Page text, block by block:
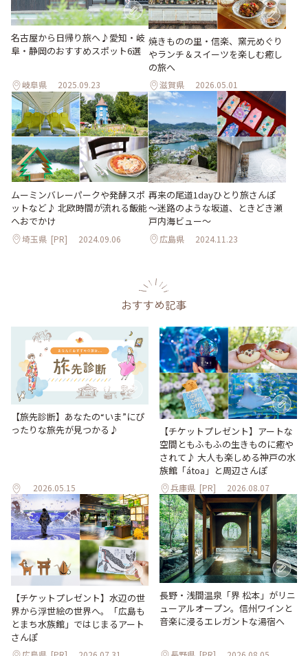
名古屋から日帰り旅へ♪愛知・岐
阜・静岡のおすすめスポット6選
岐阜県 2025.09.23
焼きものの里・信楽、窯元めぐり
やランチ＆スイーツを楽しむ癒し
の旅へ
滋賀県 2026.05.01
ムーミンバレーパークや発酵スポ
ットなど♪ 北欧時間が流れる飯能
へおでかけ
埼玉県 [PR] 2024.09.06
再来の尾道1dayひとり旅さんぽ
～迷路のような坂道、ときどき瀬
戸内海ビュー～
広島県 2024.11.23
おすすめ記事
【旅先診断】あなたの“いま”にぴ
ったりな旅先が見つかる♪
2026.05.15
【チケットプレゼント】アートな
空間ともふもふの生きものに癒や
されて♪ 大人も楽しめる神戸の水
族館「átoa」と周辺さんぽ
兵庫県 [PR] 2026.08.07
【チケットプレゼント】水辺の世
界から浮世絵の世界へ。「広島も
とまち水族館」ではじまるアート
さんぽ
長野・浅間温泉「界 松本」がリニ
ューアルオープン。信州ワインと
音楽に浸るエレガントな湯宿へ